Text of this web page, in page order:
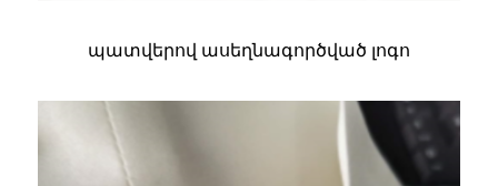
պատվերով ասեղնագործված լոգո